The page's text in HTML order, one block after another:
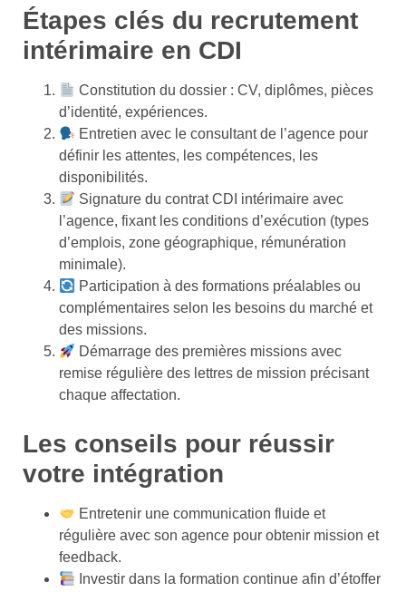
Étapes clés du recrutement
intérimaire en CDI
Constitution du dossier : CV, diplômes, pièces
d’identité, expériences.
Entretien avec le consultant de l’agence pour
définir les attentes, les compétences, les
disponibilités.
Signature du contrat CDI intérimaire avec
l’agence, fixant les conditions d’exécution (types
d’emplois, zone géographique, rémunération
minimale).
Participation à des formations préalables ou
complémentaires selon les besoins du marché et
des missions.
Démarrage des premières missions avec
remise régulière des lettres de mission précisant
chaque affectation.
Les conseils pour réussir
votre intégration
Entretenir une communication fluide et
régulière avec son agence pour obtenir mission et
feedback.
Investir dans la formation continue afin d’étoffer